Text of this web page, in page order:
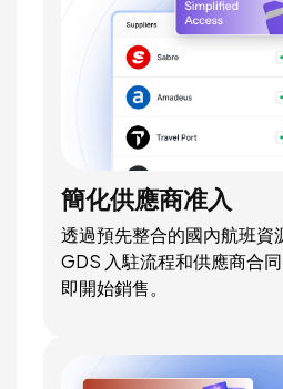
簡化供應商准入
透過預先整合的國內航班資
GDS 入駐流程和供應商合
即開始銷售。